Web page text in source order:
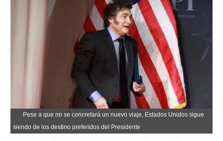
Pese a que no se concretará un nuevo viaje, Estados Unidos sigue
siendo de los destino preferidos del Presidente